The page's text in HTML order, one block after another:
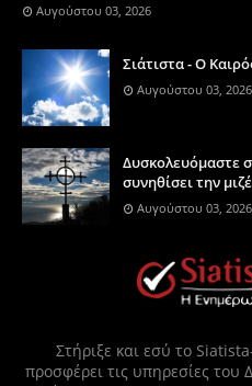
Αυγούστου 03, 2026
Σιάτιστα - Ο
Αυγούστου 03, 2026
Δυσκολευόμαστε
συνηθίσει την
Αυγούστου 03, 2026
Στήριξε και εσύ το
προσφέρει τις υπηρεσίες